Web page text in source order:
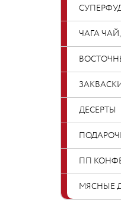
ЧАГА
ДЕСЕРТЫ
ПП
МЯСНЫЕ